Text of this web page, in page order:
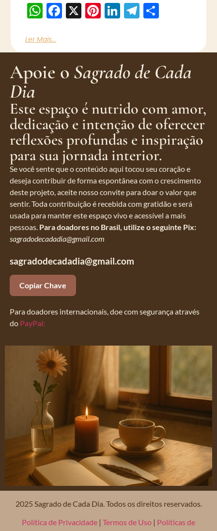
WhatsApp
Facebook
X Pinterest
LinkedIn
Telegram
Ler Mais...
Apoie o Sagrado de Cada
Dia
Este espaço é nutrido com amor,
dedicação e intenção de oferecer
reflexões profundas e inspiração
para sua jornada interior.
Se você sente que o conteúdo aqui tocou seu coração e
deseja contribuir de forma espontânea com o crescimento
deste projeto, aceite nosso convite para doar o valor que
sentir. Toda contribuição é recebida com gratidão e será
usada para manter este espaço vivo e acessível a mais
pessoas. Para doadores no Brasil, utilize o seguinte Pix:
sagradodecadadia@gmail.com
sagradodecadadia@gmail.com
Copiar Chave
Para doadores internacionais, doe com segurança através
do PayPal:
2025 Sagrado de Cada Dia. Todos os direitos reservados.
Política de Privacidade | Termos de Uso | Políticas de